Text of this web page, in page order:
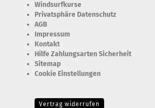
Windsurfkurse
Privatsphäre Datenschutz
AGB
Impressum
Kontakt
Hilfe Zahlungsarten Sicherheit
Sitemap
Cookie Einstellungen
Vertrag widerrufen